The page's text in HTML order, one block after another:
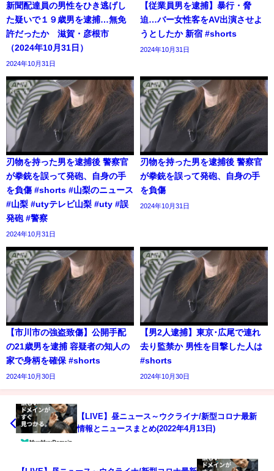
新聞配達員の男性をひき逃げし
た疑いで１９歳男を逮捕…無免
許だったか 滋賀・彦根市
（2024年10月31日）
2024年10月31日
【従業員男を逮捕】暴行・脅
迫…バー女性客をAV出演させよ
うとしたか 新宿 #shorts
2024年10月31日
刃物を持った男を逮捕後 警察官
が拳銃を誤って発砲、自身の手
を負傷 #shorts #山梨のニュース
#山梨 #utyテレビ山梨 #uty #誤
発砲 #警察
2024年10月31日
刃物を持った男を逮捕後 警察官
が拳銃を誤って発砲、自身の手
を負傷
2024年10月31日
【市川市の強盗致傷】公開手配
の21歳男を逮捕 容疑者の知人の
家で身柄を確保 #shorts
2024年10月30日
【男2人逮捕】東京･広尾で連れ
去り監禁か 男性を目撃した人は
#shorts
2024年10月30日
【LIVE】昼ニュース～ウクライナ/新型コロナ最新
情報とニュースまとめ(2022年4月13日)